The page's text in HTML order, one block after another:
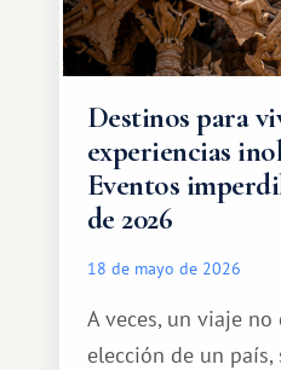
Destinos para
experiencias
Eventos
de 2026
18 de mayo de 2026
A veces, un viaje
elección de un